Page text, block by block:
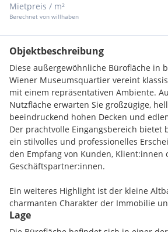
Mietpreis / m²
Berechnet von willhaben
Objektbeschreibung
Diese außergewöhnliche Bürofläche in
Wiener Museumsquartier vereint
mit einem repräsentativen Ambiente.
Nutzfläche erwarten Sie großzügige,
beeindruckend hohen Decken und
Der prachtvolle Eingangsbereich bietet
ein stilvolles und professionelles
den Empfang von Kunden, Klient:innen
Geschäftspartner:innen.
Ein weiteres Highlight ist der kleine
charmanten Charakter der Immobilie
gleichzeitig eine ruhige
Pausen bietet.
Lage